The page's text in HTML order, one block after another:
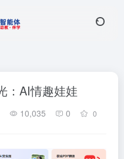
：AI情趣娃娃
10,035 0 0